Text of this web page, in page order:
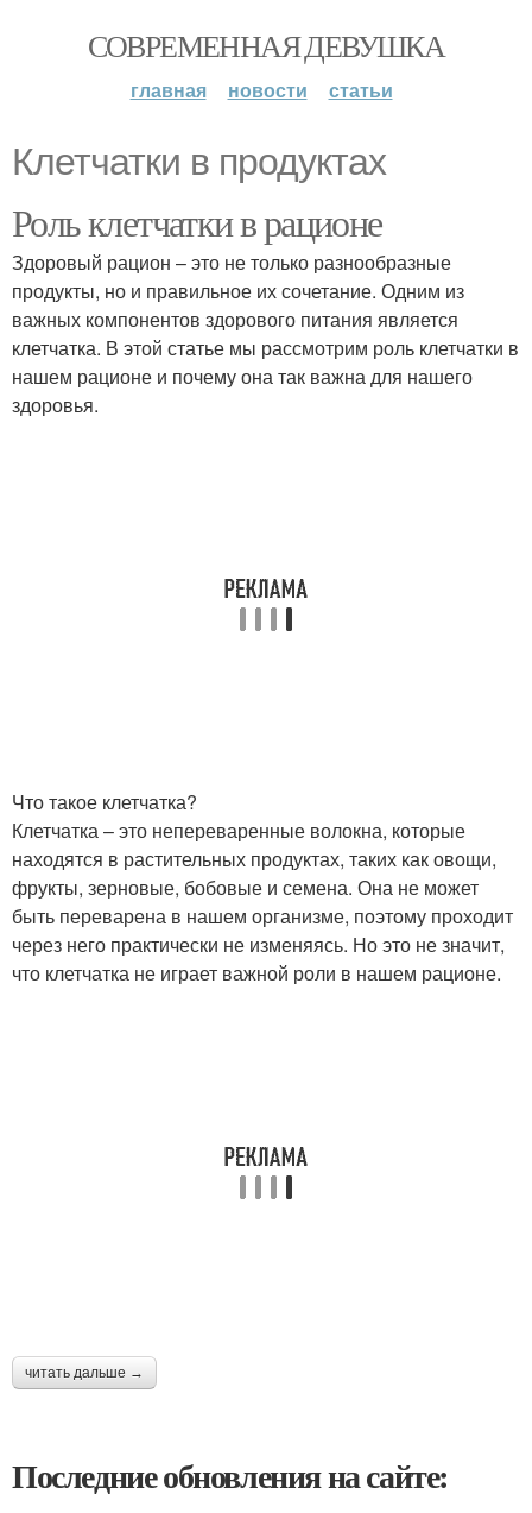
СОВРЕМЕННАЯ ДЕВУШКА
главная новости статьи
Клетчатки в продуктах
Роль клетчатки в рационе
Здоровый рацион – это не только разнообразные
продукты, но и правильное их сочетание. Одним из
важных компонентов здорового питания является
клетчатка. В этой статье мы рассмотрим роль клетчатки в
нашем рационе и почему она так важна для нашего
здоровья.
Что такое клетчатка?
Клетчатка – это непереваренные волокна, которые
находятся в растительных продуктах, таких как овощи,
фрукты, зерновые, бобовые и семена. Она не может
быть переварена в нашем организме, поэтому проходит
через него практически не изменяясь. Но это не значит,
что клетчатка не играет важной роли в нашем рационе.
читать дальше →
Последние обновления на сайте: